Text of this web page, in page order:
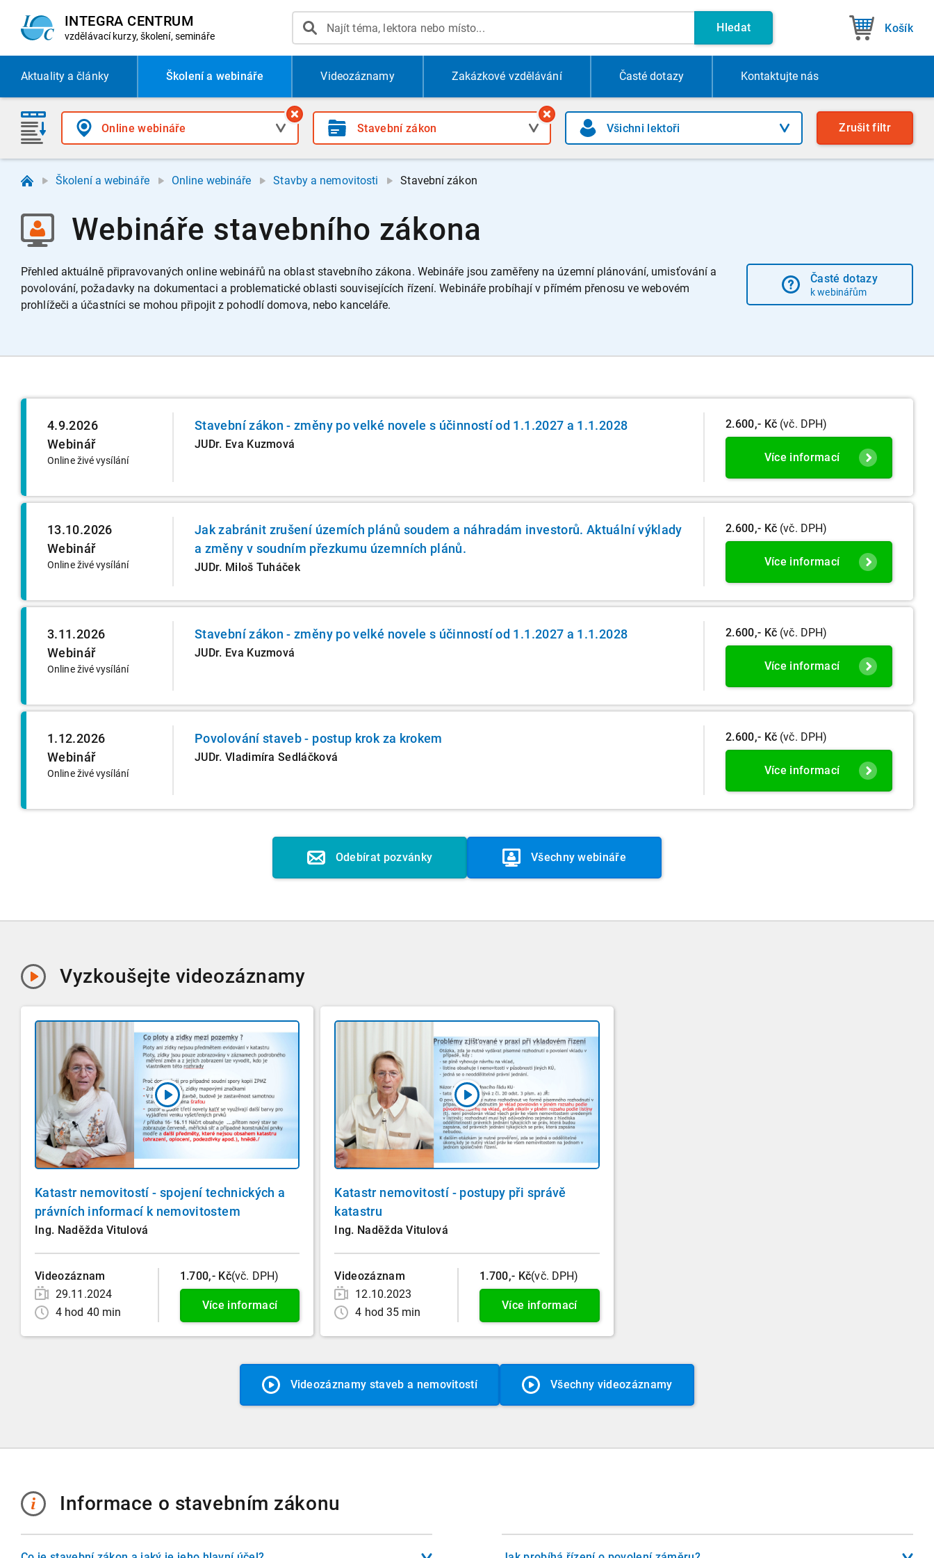
INTEGRA CENTRUM
vzdělávací kurzy, školení, semináře
Hledat Košík
Aktualitya články Školení a webináře Videozáznamy Zakázkové vzdělávání Časté dotazy Kontaktujte nás
Zrušit filtr
Školení a webináře Online webináře Stavby a nemovitosti Stavební zákon
Webináře stavebního zákona
Přehled aktuálně připravovaných online webinářů na oblast stavebního zákona. Webináře jsou zaměřeny na územní plánování, umisťování a
povolování, požadavky na dokumentaci a problematické oblasti souvisejících řízení. Webináře probíhají v přímém přenosu ve webovém
prohlížeči a účastníci se mohou připojit z pohodlí domova, nebo kanceláře.
Časté dotazy
k webinářům
4.9.2026
Webinář
Online živé vysílání
Stavební zákon - změny po velké novele s účinností od 1.1.2027 a 1.1.2028
JUDr. Eva Kuzmová
2.600,- Kč (vč. DPH)
Více informací
13.10.2026
Webinář
Online živé vysílání
Jak zabránit zrušení územích plánů soudem a náhradám investorů. Aktuální výklady
a změny v soudním přezkumu územních plánů.
JUDr. Miloš Tuháček
2.600,- Kč (vč. DPH)
Více informací
3.11.2026
Webinář
Online živé vysílání
Stavební zákon - změny po velké novele s účinností od 1.1.2027 a 1.1.2028
JUDr. Eva Kuzmová
2.600,- Kč (vč. DPH)
Více informací
1.12.2026
Webinář
Online živé vysílání
Povolování staveb - postup krok za krokem
JUDr. Vladimíra Sedláčková
2.600,- Kč (vč. DPH)
Více informací
Odebírat pozvánky Všechny webináře
Vyzkoušejte videozáznamy
Katastr nemovitostí - spojení technických a
právních informací k nemovitostem
Ing. Naděžda Vitulová
Videozáznam
29.11.2024
4 hod 40 min
1.700,- Kč(vč. DPH)
Více informací
Katastr nemovitostí - postupy při správě
katastru
Ing. Naděžda Vitulová
Videozáznam
12.10.2023
4 hod 35 min
1.700,- Kč(vč. DPH)
Více informací
Videozáznamy staveb a nemovitostí Všechny videozáznamy
Informace o stavebním zákonu